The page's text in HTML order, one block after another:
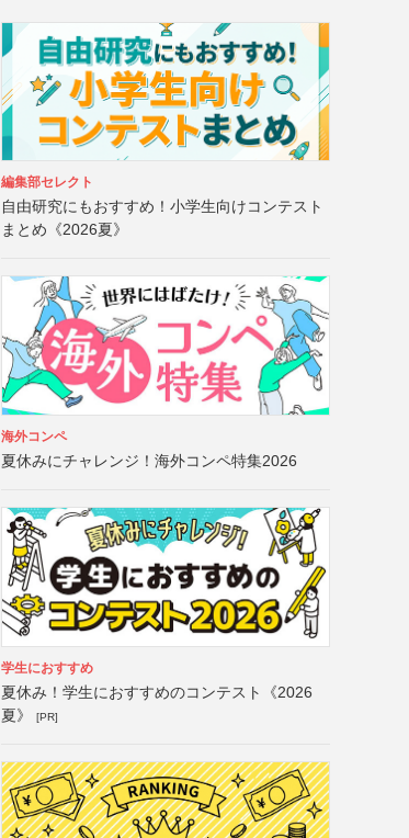
編集部セレクト
自由研究にもおすすめ！小学生向けコンテスト
まとめ《2026夏》
海外コンペ
夏休みにチャレンジ！海外コンペ特集2026
学生におすすめ
夏休み！学生におすすめのコンテスト《2026
夏》
[PR]